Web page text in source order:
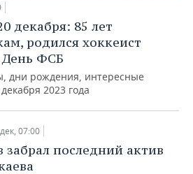
декабря: 85 лет
родился хоккеист
ФСБ
дни рождения, интересные
2023 года
07:00
забрал последний актив